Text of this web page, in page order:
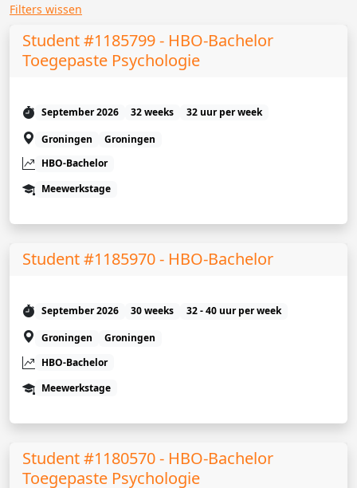
Filters wissen
Student #1185799 - HBO-Bachelor
Toegepaste Psychologie
September 2026 32 weeks
32 uur per week
Groningen
Groningen
HBO-Bachelor
Meewerkstage
Student #1185970 - HBO-Bachelor
September 2026 30 weeks
32 - 40 uur per week
Groningen
Groningen
HBO-Bachelor
Meewerkstage
Student #1180570 - HBO-Bachelor
Toegepaste Psychologie